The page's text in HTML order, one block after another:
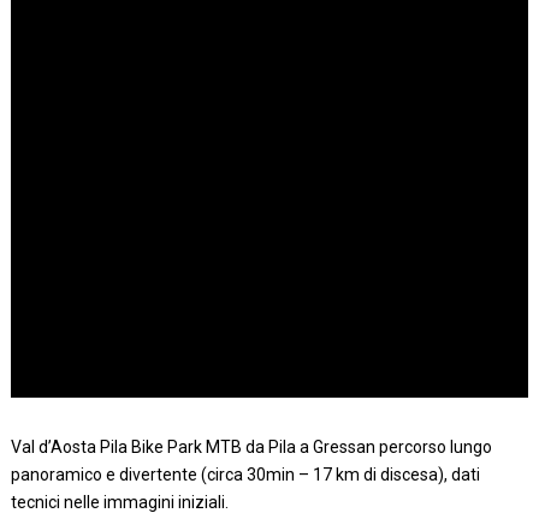
Val d’Aosta Pila Bike Park MTB da Pila a Gressan percorso lungo
panoramico e divertente (circa 30min – 17 km di discesa), dati
tecnici nelle immagini iniziali.